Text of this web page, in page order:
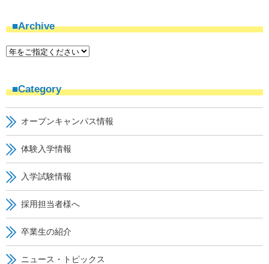
■Archive
■Category
オープンキャンパス情報
体験入学情報
入学試験情報
採用担当者様へ
卒業生の紹介
ニュース・トピックス